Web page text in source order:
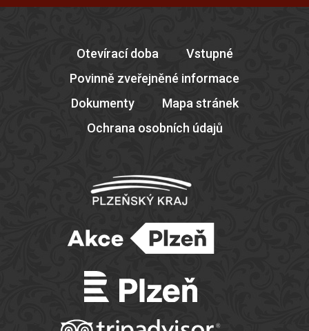
Otevírací doba
Vstupné
Povinně zveřejněné informace
Dokumenty
Mapa stránek
Ochrana osobních údajů